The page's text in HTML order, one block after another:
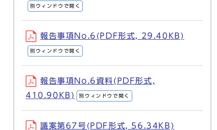
別ウィンドウで開く
報告事項No.6(PDF形式, 29.40KB)
別ウィンドウで開く
報告事項No.6資料(PDF形式,
410.90KB)
別ウィンドウで開く
議案第67号(PDF形式, 56.34KB)